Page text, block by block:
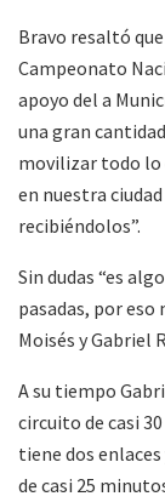
Bravo resaltó
Campeonato
apoyo del a
una gran
movilizar todo lo
en nuestra
recibiéndolos”.
Sin dudas “es
pasadas, por
Moisés y Gabriel
A su tiempo
circuito de casi
tiene dos
de casi 25